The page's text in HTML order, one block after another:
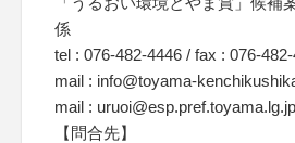
係
tel : 076-482-4446 / fax : 076-
mail : info@toyama-
mail : uruoi@esp.pref.toyama.lg.jp
【問合先】